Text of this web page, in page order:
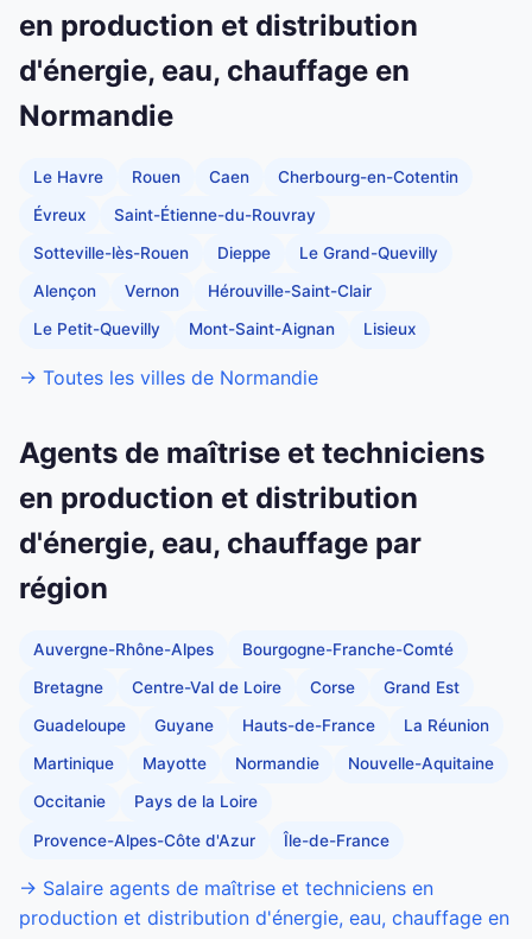
en production et distribution
d'énergie, eau, chauffage en
Normandie
Le Havre Rouen Caen Cherbourg-en-Cotentin
Évreux Saint-Étienne-du-Rouvray
Sotteville-lès-Rouen Dieppe Le Grand-Quevilly
Alençon Vernon Hérouville-Saint-Clair
Le Petit-Quevilly Mont-Saint-Aignan Lisieux
→ Toutes les villes de Normandie
Agents de maîtrise et techniciens
en production et distribution
d'énergie, eau, chauffage par
région
Auvergne-Rhône-Alpes Bourgogne-Franche-Comté
Bretagne Centre-Val de Loire Corse Grand Est
Guadeloupe Guyane Hauts-de-France La Réunion
Martinique Mayotte Normandie Nouvelle-Aquitaine
Occitanie Pays de la Loire
Provence-Alpes-Côte d'Azur Île-de-France
→ Salaire agents de maîtrise et techniciens en
production et distribution d'énergie, eau, chauffage en